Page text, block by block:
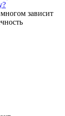
зависит